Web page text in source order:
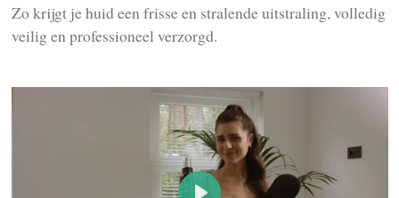
Zo krijgt je huid een frisse en stralende uitstraling, volledig
veilig en professioneel verzorgd.